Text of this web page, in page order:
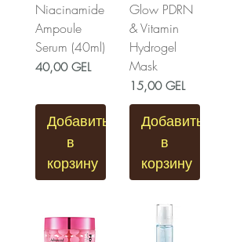
Niacinamide
Ampoule
Serum (40ml)
Цена
40,00 GEL
Добавить
в
корзину
Glow PDRN
& Vitamin
Hydrogel
Mask
Цена
15,00 GEL
Добавить
в
корзину